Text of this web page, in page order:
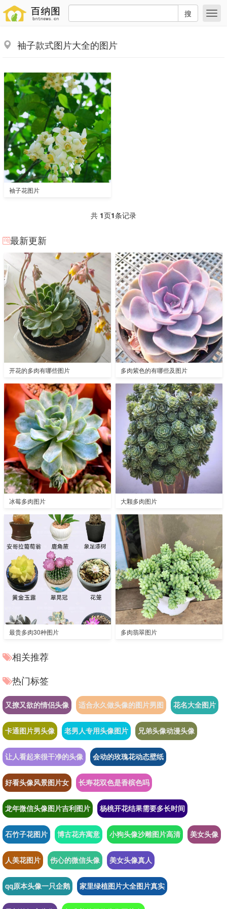
搜
袖子款式图片大全的图片
袖子花图片
共 1页1条记录
最新更新
开花的多肉有哪些图片 多肉紫色的有哪些及图片
冰莓多肉图片 大颗多肉图片
最贵多肉30种图片 多肉翡翠图片
相关推荐
热门标签
又撩又欲的情侣头像 适合永久做头像的图片男图 花名大全图片
卡通图片男头像 老男人专用头像图片 兄弟头像动漫头像
让人看起来很干净的头像 会动的玫瑰花动态壁纸
好看头像风景图片女 长寿花双色是香槟色吗
龙年微信头像图片吉利图片 杨桃开花结果需要多长时间
石竹子花图片 博古花卉寓意 小狗头像沙雕图片高清 美女头像
人美花图片 伤心的微信头像 美女头像真人
qq原本头像一只企鹅 家里绿植图片大全图片真实